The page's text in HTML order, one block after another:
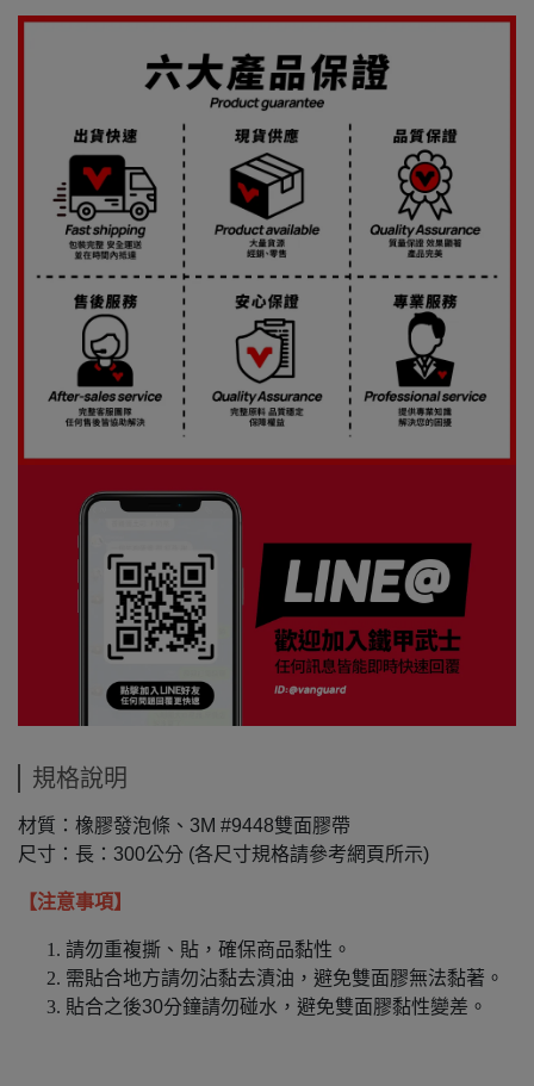
規格說明
材質：橡膠發泡條、3M #9448雙面膠帶
尺寸：長：300公分 (各尺寸規格請參考網頁所示)
【注意事項】
請勿重複撕、貼，確保商品黏性。
需貼合地方請勿沾黏去漬油，避免雙面膠無法黏著。
貼合之後30分鐘請勿碰水，避免雙面膠黏性變差。